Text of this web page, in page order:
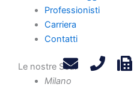
Professionisti
Carriera
Contatti
Le nostre Sedi
Milano
Una rete di professionisti
Condividi il Post: